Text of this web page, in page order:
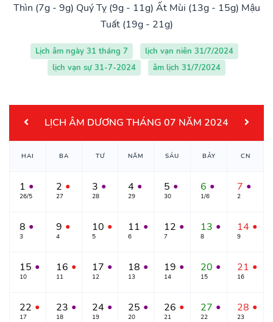
Thìn (7g - 9g) Quý Tỵ (9g - 11g) Ất Mùi (13g - 15g) Mậu
Tuất (19g - 21g)
Lịch âm ngày 31 tháng 7
lịch vạn niên 31/7/2024
lịch vạn sự 31-7-2024
âm lịch 31/7/2024
LỊCH ÂM DƯƠNG THÁNG 07 NĂM 2024
HAI BA TƯ NĂM SÁU BẢY CN
1 ●
26/5
2 ●
27
3 ●
28
4 ●
29
5 ●
30
6 ●
1/6
7 ●
2
8 ●
3
9 ●
4
10 ●
5
11 ●
6
12 ●
7
13 ●
8
14 ●
9
15 ●
10
16 ●
11
17 ●
12
18 ●
13
19 ●
14
20 ●
15
21 ●
16
22 ●
17
23 ●
18
24 ●
19
25 ●
20
26 ●
21
27 ●
22
28 ●
23